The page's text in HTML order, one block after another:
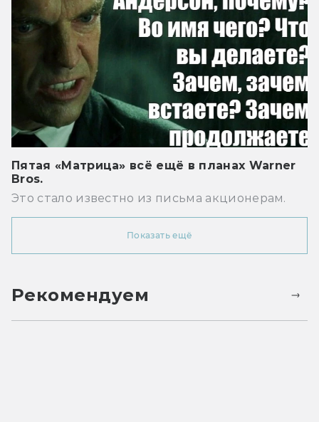
Пятая «Матрица» всё ещё в планах Warner
Bros.
Это стало известно из письма акционерам.
Показать ещё
Рекомендуем